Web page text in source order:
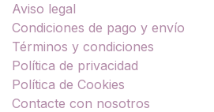
Aviso legal
Condiciones de pago y envío
Términos y condiciones
Política de privacidad
Política de Cookies
Contacte con nosotros